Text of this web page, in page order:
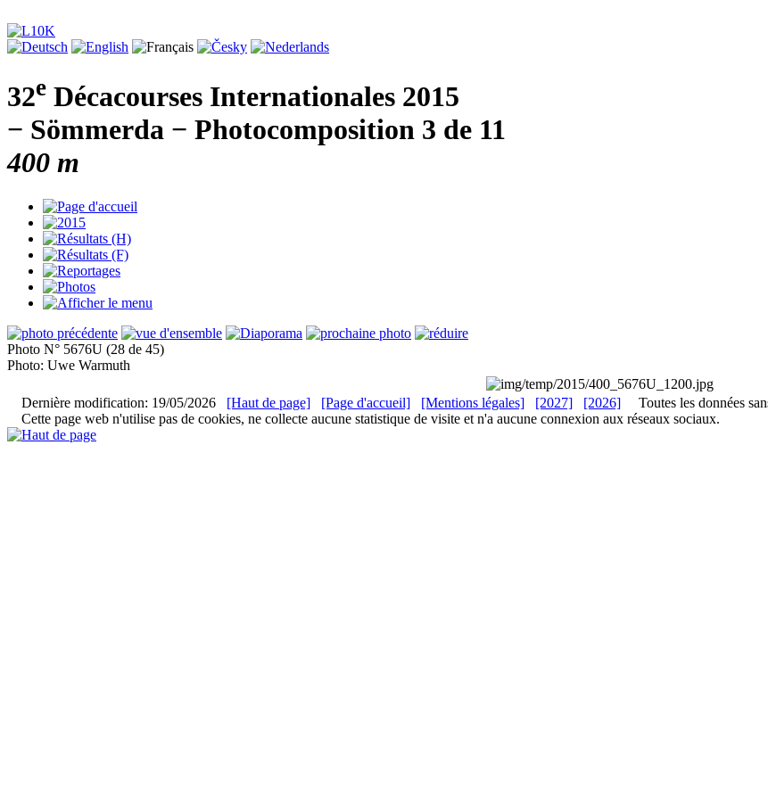
32e Décacourses Internationales 2015
− Sömmerda − Photocomposition 3 de 11
400 m
Photo N° 5676U (28 de 45)
Photo: Uwe Warmuth
Dernière modification: 19/05/2026 [Haut de page] [Page d'accueil] [Mentions légales] [2027] [2026] Toutes les données
Cette page web n'utilise pas de cookies, ne collecte aucune statistique de visite et n'a aucune connexion aux réseaux sociaux.